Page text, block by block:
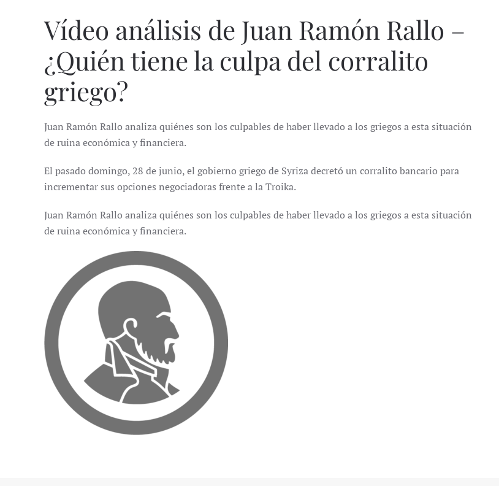
Vídeo análisis de Juan Ramón Rallo –
¿Quién tiene la culpa del corralito
griego?
Juan Ramón Rallo analiza quiénes son los culpables de haber llevado a los griegos a esta situación
de ruina económica y financiera.
El pasado domingo, 28 de junio, el gobierno griego de Syriza decretó un corralito bancario para
incrementar sus opciones negociadoras frente a la Troika.
Juan Ramón Rallo analiza quiénes son los culpables de haber llevado a los griegos a esta situación
de ruina económica y financiera.